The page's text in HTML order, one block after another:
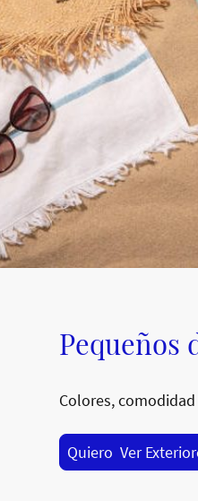
Pequeños
Colores,
Quiero Ver